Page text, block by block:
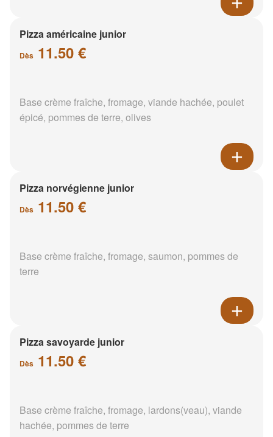
Pizza américaine junior
Dès 11.50 €
Base crème fraîche, fromage, viande hachée, poulet
épicé, pommes de terre, olives
Pizza norvégienne junior
Dès 11.50 €
Base crème fraîche, fromage, saumon, pommes de
terre
Pizza savoyarde junior
Dès 11.50 €
Base crème fraîche, fromage, lardons(veau), viande
hachée, pommes de terre